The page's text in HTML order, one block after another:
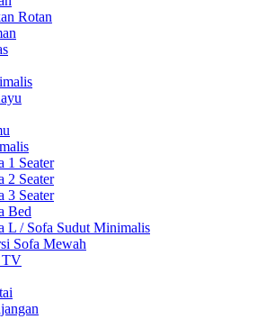
Rotan
1 Seater
2 Seater
3 Seater
Bed
L / Sofa Sudut Minimalis
Sofa Mewah
TV